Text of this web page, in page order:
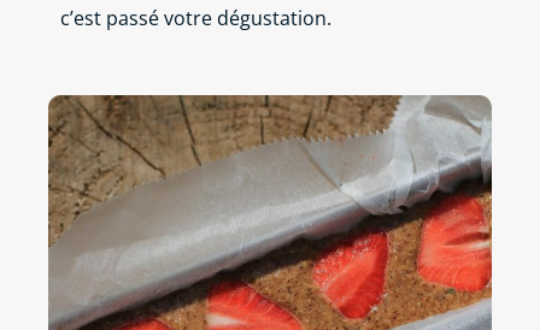
c’est passé votre dégustation.